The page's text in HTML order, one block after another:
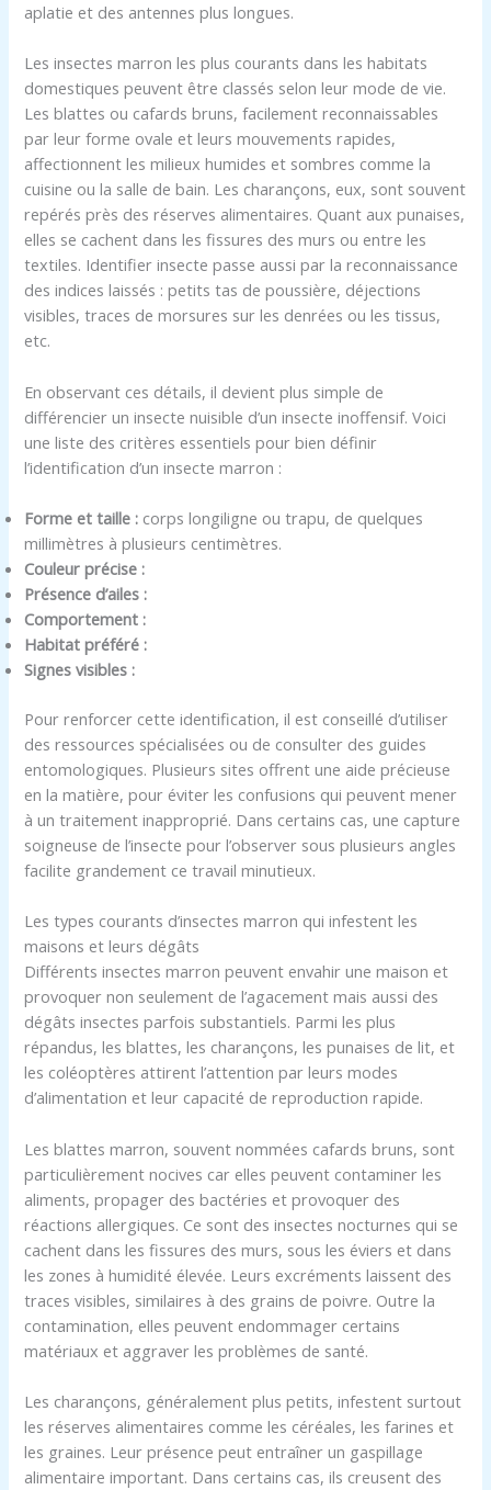
aplatie et des antennes plus longues.
Les insectes marron les plus courants dans les habitats
domestiques peuvent être classés selon leur mode de vie.
Les blattes ou cafards bruns, facilement reconnaissables
par leur forme ovale et leurs mouvements rapides,
affectionnent les milieux humides et sombres comme la
cuisine ou la salle de bain. Les charançons, eux, sont souvent
repérés près des réserves alimentaires. Quant aux punaises,
elles se cachent dans les fissures des murs ou entre les
textiles. Identifier insecte passe aussi par la reconnaissance
des indices laissés : petits tas de poussière, déjections
visibles, traces de morsures sur les denrées ou les tissus,
etc.
En observant ces détails, il devient plus simple de
différencier un insecte nuisible d’un insecte inoffensif. Voici
une liste des critères essentiels pour bien définir
l’identification d’un insecte marron :
Forme et taille : corps longiligne ou trapu, de quelques
millimètres à plusieurs centimètres.
Couleur précise :
Présence d’ailes :
Comportement :
Habitat préféré :
Signes visibles :
Pour renforcer cette identification, il est conseillé d’utiliser
des ressources spécialisées ou de consulter des guides
entomologiques. Plusieurs sites offrent une aide précieuse
en la matière, pour éviter les confusions qui peuvent mener
à un traitement inapproprié. Dans certains cas, une capture
soigneuse de l’insecte pour l’observer sous plusieurs angles
facilite grandement ce travail minutieux.
Les types courants d’insectes marron qui infestent les
maisons et leurs dégâts
Différents insectes marron peuvent envahir une maison et
provoquer non seulement de l’agacement mais aussi des
dégâts insectes parfois substantiels. Parmi les plus
répandus, les blattes, les charançons, les punaises de lit, et
les coléoptères attirent l’attention par leurs modes
d’alimentation et leur capacité de reproduction rapide.
Les blattes marron, souvent nommées cafards bruns, sont
particulièrement nocives car elles peuvent contaminer les
aliments, propager des bactéries et provoquer des
réactions allergiques. Ce sont des insectes nocturnes qui se
cachent dans les fissures des murs, sous les éviers et dans
les zones à humidité élevée. Leurs excréments laissent des
traces visibles, similaires à des grains de poivre. Outre la
contamination, elles peuvent endommager certains
matériaux et aggraver les problèmes de santé.
Les charançons, généralement plus petits, infestent surtout
les réserves alimentaires comme les céréales, les farines et
les graines. Leur présence peut entraîner un gaspillage
alimentaire important. Dans certains cas, ils creusent des